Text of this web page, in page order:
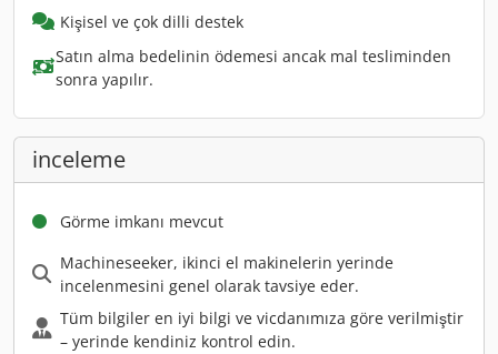
Kişisel ve çok dilli destek
Satın alma bedelinin ödemesi ancak mal tesliminden
sonra yapılır.
inceleme
Görme imkanı mevcut
Machineseeker, ikinci el makinelerin yerinde
incelenmesini genel olarak tavsiye eder.
Tüm bilgiler en iyi bilgi ve vicdanımıza göre verilmiştir
– yerinde kendiniz kontrol edin.